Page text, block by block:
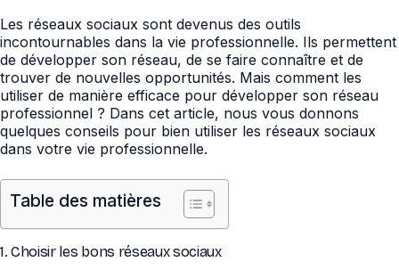
Les réseaux sociaux sont devenus des outils
incontournables dans la vie professionnelle. Ils permettent
de développer son réseau, de se faire connaître et de
trouver de nouvelles opportunités. Mais comment les
utiliser de manière efficace pour développer son réseau
professionnel ? Dans cet article, nous vous donnons
quelques conseils pour bien utiliser les réseaux sociaux
dans votre vie professionnelle.
Table des matières
1. Choisir les bons réseaux sociaux